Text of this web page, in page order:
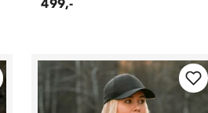
499,-